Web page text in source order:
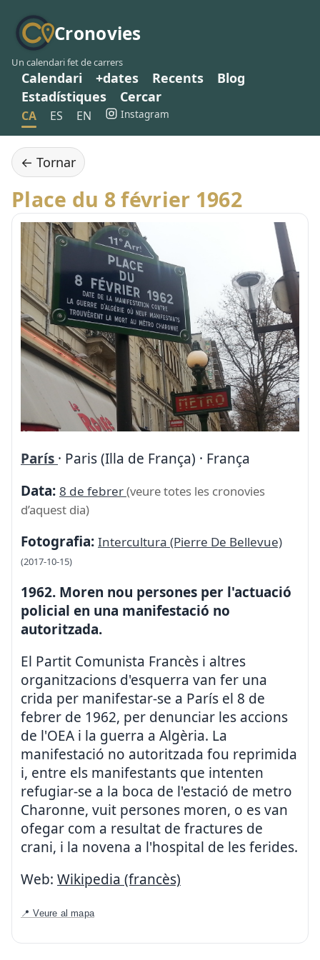
Cronovies
Un calendari fet de carrers
Calendari +dates Recents
Blog
Estadístiques
Cercar
CA ES EN Instagram
← Tornar
Place du 8 février 1962
París · Paris (Illa de França) · França
Data: 8 de febrer(veure totes les cronovies
d’aquest dia)
Fotografia: Intercultura (Pierre De Bellevue)
(2017-10-15)
1962. Moren nou persones per l'actuació
policial en una manifestació no
autoritzada.
El Partit Comunista Francès i altres
organitzacions d'esquerra van fer una
crida per manifestar-se a París el 8 de
febrer de 1962, per denunciar les accions
de l'OEA i la guerra a Algèria. La
manifestació no autoritzada fou reprimida
i, entre els manifestants que intenten
refugiar-se a la boca de l'estació de metro
Charonne, vuit persones moren, o es van
ofegar com a resultat de fractures de
crani, i la novena a l'hospital de les ferides.
Web: Wikipedia (francès)
📍 Veure al mapa